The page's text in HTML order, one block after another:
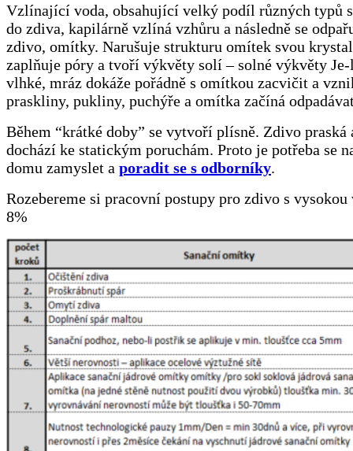
Vzlínající voda, obsahující velký podíl různých typů
do zdiva, kapilárně vzlíná vzhůru a následně se
zdivo, omítky. Narušuje strukturu omítek svou
zaplňuje póry a tvoří výkvěty solí – solné výkvěty
vlhké, mráz dokáže pořádně s omítkou zacvičit a
praskliny, pukliny, puchýře a omítka začíná
Během “krátké doby” se vytvoří plísně. Zdivo praská
dochází ke statickým poruchám. Proto je potřeba se
domu zamyslet a poradit se s odborníky.
Rozebereme si pracovní postupy pro zdivo s
8%